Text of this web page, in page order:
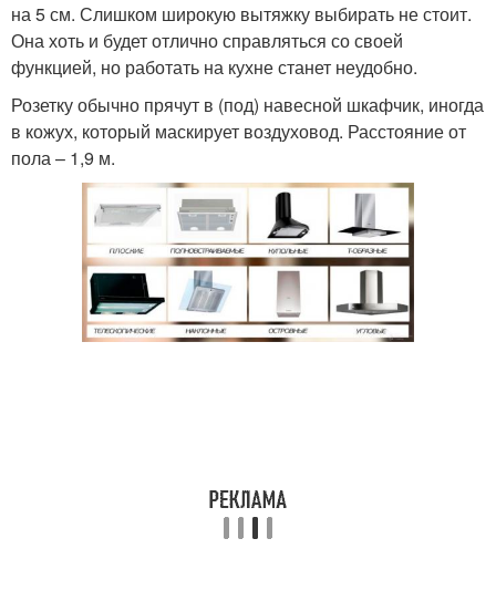
на 5 см. Слишком широкую вытяжку выбирать не стоит.
Она хоть и будет отлично справляться со своей
функцией, но работать на кухне станет неудобно.
Розетку обычно прячут в (под) навесной шкафчик, иногда
в кожух, который маскирует воздуховод. Расстояние от
пола – 1,9 м.